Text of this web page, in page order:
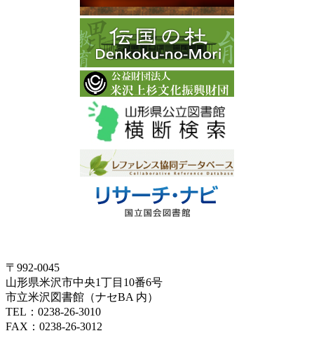
〒992-0045
山形県米沢市中央1丁目10番6号
市立米沢図書館（ナセBA 内）
TEL：0238-26-3010
FAX：0238-26-3012